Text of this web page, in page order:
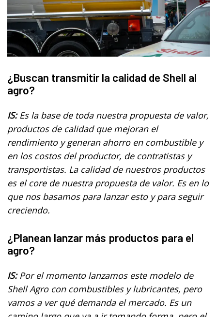
¿Buscan transmitir la calidad de Shell al
agro?
IS:Es la base de toda nuestra propuesta de valor,
productos de calidad que mejoran el
rendimiento y generan ahorro en combustible y
en los costos del productor, de contratistas y
transportistas. La calidad de nuestros productos
es el core de nuestra propuesta de valor. Es en lo
que nos basamos para lanzar esto y para seguir
creciendo.
¿Planean lanzar más productos para el
agro?
IS:Por el momento lanzamos este modelo de
Shell Agro con combustibles y lubricantes, pero
vamos a ver qué demanda el mercado. Es un